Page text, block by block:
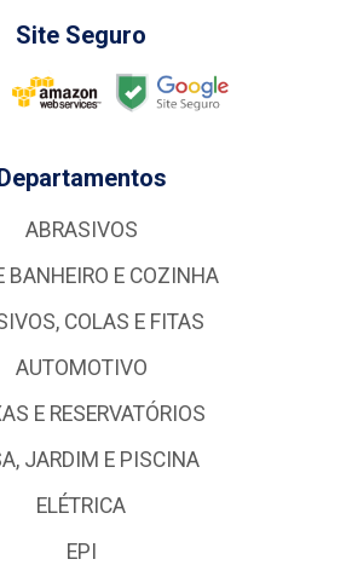
Site Seguro
ABRASIVOS
BANHEIRO E COZINHA
COLAS E FITAS
AUTOMOTIVO
E RESERVATÓRIOS
JARDIM E PISCINA
ELÉTRICA
EPI